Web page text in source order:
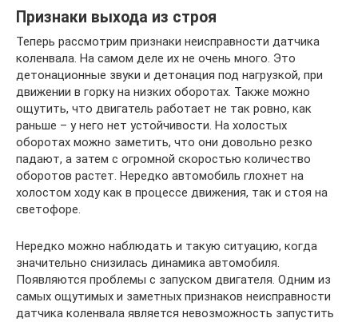
Признаки выхода из строя
Теперь рассмотрим признаки неисправности датчика
коленвала. На самом деле их не очень много. Это
детонационные звуки и детонация под нагрузкой, при
движении в горку на низких оборотах. Также можно
ощутить, что двигатель работает не так ровно, как
раньше – у него нет устойчивости. На холостых
оборотах можно заметить, что они довольно резко
падают, а затем с огромной скоростью количество
оборотов растет. Нередко автомобиль глохнет на
холостом ходу как в процессе движения, так и стоя на
светофоре.
Нередко можно наблюдать и такую ситуацию, когда
значительно снизилась динамика автомобиля.
Появляются проблемы с запуском двигателя. Одним из
самых ощутимых и заметных признаков неисправности
датчика коленвала является невозможность запустить